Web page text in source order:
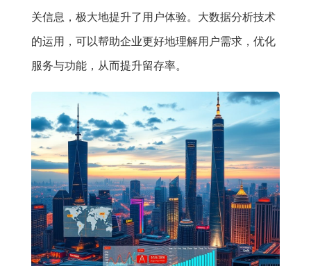
关信息，极大地提升了用户体验。大数据分析技术
的运用，可以帮助企业更好地理解用户需求，优化
服务与功能，从而提升留存率。